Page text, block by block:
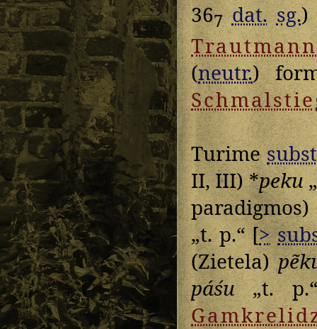
367 dat. sg.)
Trautmann
(neutr.)
Turime
II, III) *peku
paradigmos)
„t. p.“ [>
(Zietela)
páśu„t.